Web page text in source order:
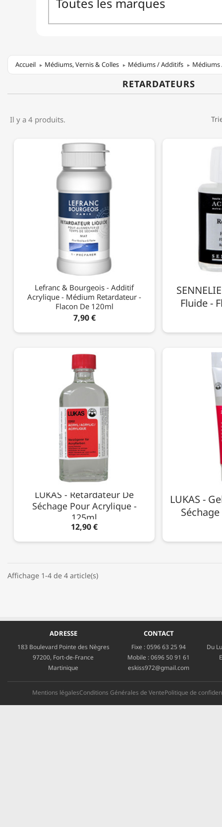
Accueil Médiums, Vernis & Colles Médiums / Additifs Médiums
RETARDATEURS
Il y a 4 produits.
Lefranc & Bourgeois - Additif
Acrylique - Médium Retardateur -
Flacon De 120ml
7,90 €
Fluide -
LUKAS - Retardateur De
Séchage Pour Acrylique -
125ml
12,90 €
LUKAS -
Affichage 1-4 de 4 article(s)
ADRESSE
183 Boulevard Pointe des Nègres
97200, Fort-de-France
Martinique
CONTACT
Fixe :0596 63 25 94
Mobile :0696 50 91 61
eskiss972@gmail.com
Du
Mentions légalesConditions Générales de VentePolitique de